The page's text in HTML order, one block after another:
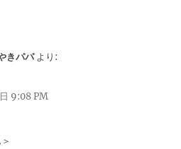
きパパ より:
9:08 PM